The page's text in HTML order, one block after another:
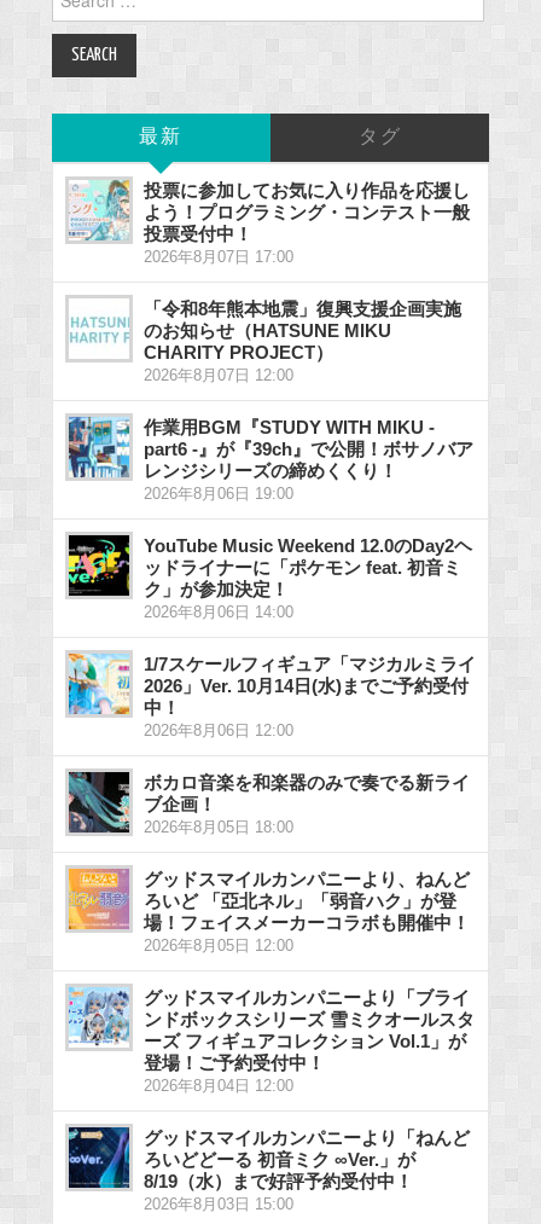
for:
最新 タグ
投票に参加してお気に入り作品を応援し
よう！プログラミング・コンテスト一般
投票受付中！
2026年8月07日 17:00
「令和8年熊本地震」復興支援企画実施
のお知らせ（HATSUNE MIKU
CHARITY PROJECT）
2026年8月07日 12:00
作業用BGM『STUDY WITH MIKU -
part6 -』が『39ch』で公開！ボサノバア
レンジシリーズの締めくくり！
2026年8月06日 19:00
YouTube Music Weekend 12.0のDay2ヘ
ッドライナーに「ポケモン feat. 初音ミ
ク」が参加決定！
2026年8月06日 14:00
1/7スケールフィギュア「マジカルミライ
2026」Ver. 10月14日(水)までご予約受付
中！
2026年8月06日 12:00
ボカロ音楽を和楽器のみで奏でる新ライ
ブ企画！
2026年8月05日 18:00
グッドスマイルカンパニーより、ねんど
ろいど 「亞北ネル」「弱音ハク」が登
場！フェイスメーカーコラボも開催中！
2026年8月05日 12:00
グッドスマイルカンパニーより「ブライ
ンドボックスシリーズ 雪ミクオールスタ
ーズ フィギュアコレクション Vol.1」が
登場！ご予約受付中！
2026年8月04日 12:00
グッドスマイルカンパニーより「ねんど
ろいどどーる 初音ミク ∞Ver.」が
8/19（水）まで好評予約受付中！
2026年8月03日 15:00